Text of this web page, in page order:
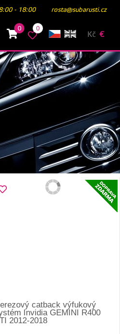
- 18:00 rosta@subarusti.cz
0 0
Kč €
catback výfukový
Invidia GEMINI R400
2012-2018